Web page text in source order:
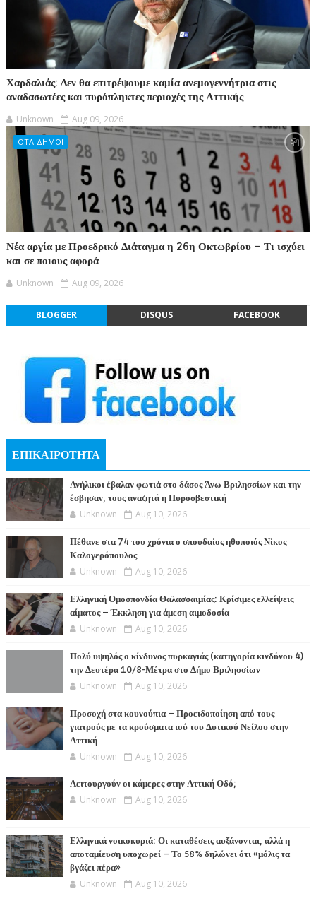
Χαρδαλιάς: Δεν θα επιτρέψουμε καμία ανεμογεννήτρια στις
αναδασωτέες και πυρόπληκτες περιοχές της Αττικής
Unknown Aug 09, 2026
ΟΤΑ-ΔΗΜΟΙ
Νέα αργία με Προεδρικό Διάταγμα η 26η Οκτωβρίου – Τι ισχύει
και σε ποιους αφορά
Unknown Aug 09, 2026
BLOGGER DISQUS FACEBOOK
ΕΠΙΚΑΙΡΟΤΗΤΑ
Ανήλικοι έβαλαν φωτιά στο δάσος Άνω Βριλησσίων και την
έσβησαν, τους αναζητά η Πυροσβεστική
Unknown Aug 10, 2026
Πέθανε στα 74 του χρόνια ο σπουδαίος ηθοποιός Νίκος
Καλογερόπουλος
Unknown Aug 10, 2026
Ελληνική Ομοσπονδία Θαλασσαιμίας: Κρίσιμες ελλείψεις
αίματος – Έκκληση για άμεση αιμοδοσία
Unknown Aug 10, 2026
Πολύ υψηλός ο κίνδυνος πυρκαγιάς (κατηγορία κινδύνου 4)
την Δευτέρα 10/8-Μέτρα στο Δήμο Βριλησσίων
Unknown Aug 10, 2026
Προσοχή στα κουνούπια – Προειδοποίηση από τους
γιατρούς με τα κρούσματα ιού του Δυτικού Νείλου στην
Αττική
Unknown Aug 10, 2026
Λειτουργούν οι κάμερες στην Αττική Οδό;
Unknown Aug 10, 2026
Ελληνικά νοικοκυριά: Οι καταθέσεις αυξάνονται, αλλά η
αποταμίευση υποχωρεί – Το 58% δηλώνει ότι «μόλις τα
βγάζει πέρα»
Unknown Aug 10, 2026